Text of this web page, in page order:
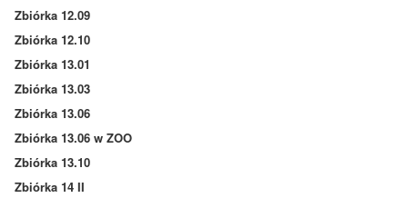
Zbiórka 12.09
Zbiórka 12.10
Zbiórka 13.01
Zbiórka 13.03
Zbiórka 13.06
Zbiórka 13.06 w ZOO
Zbiórka 13.10
Zbiórka 14 II